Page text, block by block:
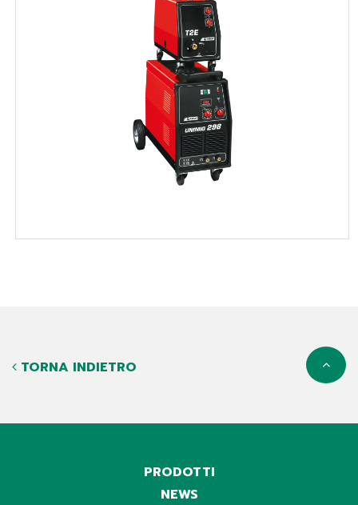
TORNA INDIETRO
PRODOTTI
NEWS